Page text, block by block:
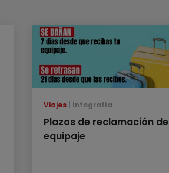
Viajes Infografía
Plazos de reclamación de
equipaje